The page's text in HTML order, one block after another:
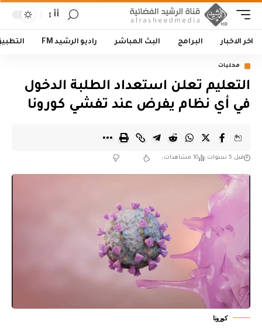
أأ
اخر الاخبار البرامج البث المباشر راديو الرشيد FM
محليات
التعليم تعلن استعداد الطلبة الدخول
في أي نظام يفرض عند تفشي كورونا
قبل 5 سنوات 10 مشاهدات
كورونا